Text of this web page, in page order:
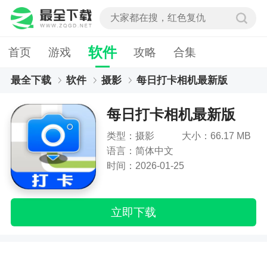
首页 游戏 软件 攻略 合集
最全下载 软件 摄影 每日打卡相机最新版
每日打卡相机最新版
类型：摄影
大小：66.17 MB
语言：简体中文
时间：2026-01-25
立即下载